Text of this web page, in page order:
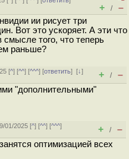
+ / –
ии рисует три
Вот это ускоряет. А эти что
того, что теперь
раньше?
[^] [^^] [^^^] [ответить][↓]
+ / –
"дополнительными"
01/2025 [^] [^^] [^^^]
+ / –
оптимизацией всех